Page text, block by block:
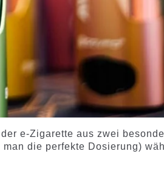
der e-Zigarette aus zwei
die perfekte Dosierung)